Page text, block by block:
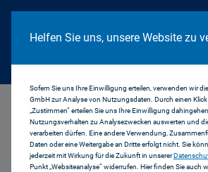
Cookie Hinweis
Helfen Sie uns, unsere Website zu
Sofern Sie uns Ihre Einwilligung erteilen, verwenden wir
GmbH zur Analyse von Nutzungsdaten. Durch einen
„Zustimmen“ erteilen Sie uns Ihre Einwilligung
Nutzungsverhalten zu Analysezwecken auswerten und
verarbeiten dürfen. Eine andere Verwendung,
Daten oder eine Weitergabe an Dritte erfolgt nicht. Sie
jederzeit mit Wirkung für die Zukunft in unserer
Punkt „Websiteanalyse“ widerrufen. Hier finden Sie auch
Funkplanungsdaten_HF